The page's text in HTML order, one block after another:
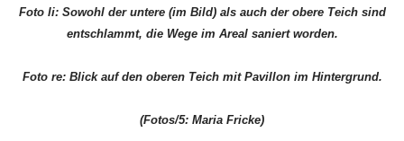
Foto li: Sowohl der untere (im Bild) als auch der obere Teich sind
entschlammt, die Wege im Areal saniert worden.
Foto re: Blick auf den oberen Teich mit Pavillon im Hintergrund.
(Fotos/5: Maria Fricke)